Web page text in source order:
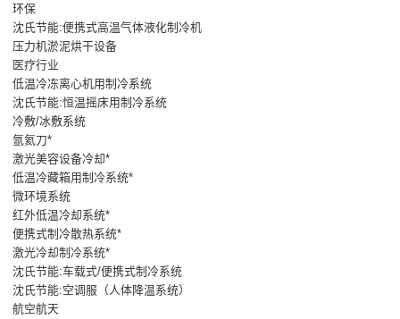
环保
沈氏节能:便携式高温气体液化制冷机
压力机淤泥烘干设备
医疗行业
低温冷冻离心机用制冷系统
沈氏节能:恒温摇床用制冷系统
冷敷/冰敷系统
氩氦刀*
激光美容设备冷却*
低温冷藏箱用制冷系统*
微环境系统
红外低温冷却系统*
便携式制冷散热系统*
激光冷却制冷系统*
沈氏节能:车载式/便携式制冷系统
沈氏节能:空调服（人体降温系统）
航空航天